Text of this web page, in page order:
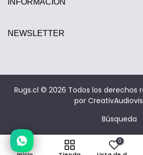
INFORMACIÓN
NEWSLETTER
Rugs.cl © 2026 Todos los derechos
por
Búsqueda
0